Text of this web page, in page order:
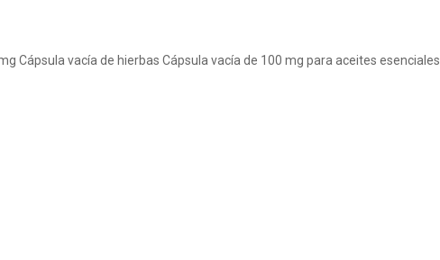
Cápsula vacía de hierbas Cápsula vacía de 100 mg para aceites esenciales